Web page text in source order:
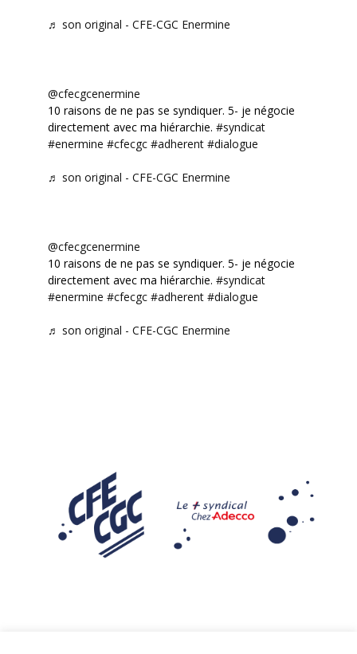
♬ son original - CFE-CGC Enermine
@cfecgcenermine
10 raisons de ne pas se syndiquer. 5- je négocie
directement avec ma hiérarchie. #syndicat
#enermine #cfecgc #adherent #dialogue
♬ son original - CFE-CGC Enermine
@cfecgcenermine
10 raisons de ne pas se syndiquer. 5- je négocie
directement avec ma hiérarchie. #syndicat
#enermine #cfecgc #adherent #dialogue
♬ son original - CFE-CGC Enermine